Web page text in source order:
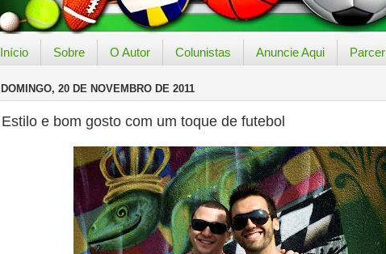
Início Sobre O Autor Colunistas Anuncie Aqui
DOMINGO, 20 DE NOVEMBRO DE 2011
Estilo e bom gosto com um toque de futebol